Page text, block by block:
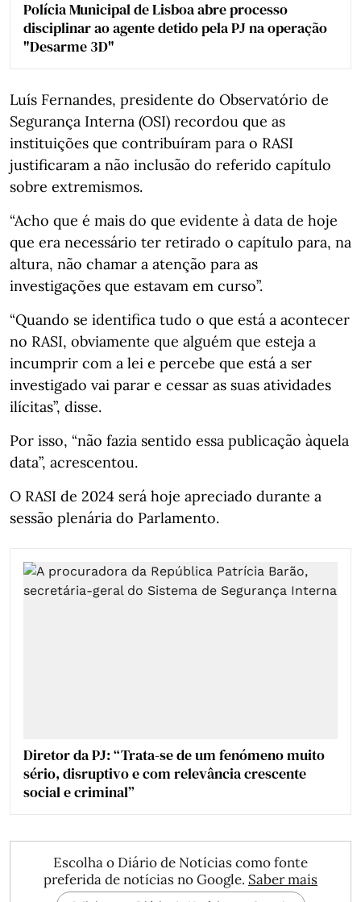
Polícia Municipal de Lisboa abre processo
disciplinar ao agente detido pela PJ na operação
"Desarme 3D"
Luís Fernandes, presidente do Observatório de
Segurança Interna (OSI) recordou que as
instituições que contribuíram para o RASI
justificaram a não inclusão do referido capítulo
sobre extremismos.
“Acho que é mais do que evidente à data de hoje
que era necessário ter retirado o capítulo para, na
altura, não chamar a atenção para as
investigações que estavam em curso”.
“Quando se identifica tudo o que está a acontecer
no RASI, obviamente que alguém que esteja a
incumprir com a lei e percebe que está a ser
investigado vai parar e cessar as suas atividades
ilícitas”, disse.
Por isso, “não fazia sentido essa publicação àquela
data”, acrescentou.
O RASI de 2024 será hoje apreciado durante a
sessão plenária do Parlamento.
Diretor da PJ: “Trata-se de um fenómeno muito
sério, disruptivo e com relevância crescente
social e criminal”
Escolha o Diário de Notícias como fonte
preferida de notícias no Google. Saber mais